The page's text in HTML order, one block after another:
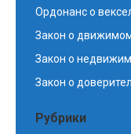
Ордонанс о
Закон о
Закон о
Закон о
Рубрики